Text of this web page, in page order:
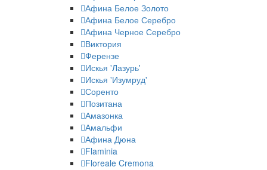
Афина Белое Золото
Афина Белое Серебро
Афина Черное Серебро
Виктория
Ферензе
Искья 'Лазурь'
Искья 'Изумруд'
Соренто
Позитана
Амазонка
Амальфи
Афина Дюна
Flaminia
Floreale Cremona